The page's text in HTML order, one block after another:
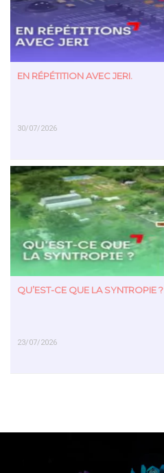
EN RÉPÉTITION AVEC JERI.
30/07/2026
EN SAVOIR PLUS
QU’EST-CE QUE LA SYNTROPIE ?
23/07/2026